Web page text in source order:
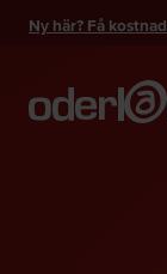
Ny här? Få